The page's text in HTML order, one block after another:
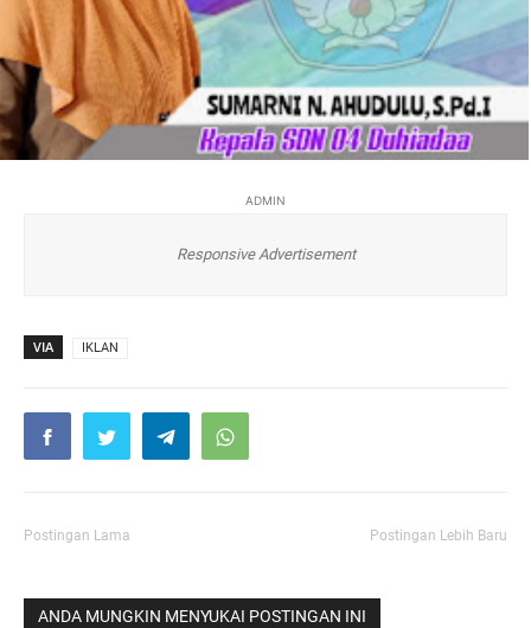
ADMIN
Responsive Advertisement
VIA IKLAN
Postingan Lama Postingan Lebih Baru
ANDA MUNGKIN MENYUKAI POSTINGAN INI